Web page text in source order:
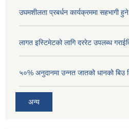
उघमशीलता प्रबर्धन कार्यक्रममा सहभागी
लागत इस्टिमेटको लागि दररेट उपलब्ध
५०% अनुदानमा उन्नत जातको धानको बिउ
अन्य